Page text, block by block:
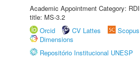
Academic Appointment Category:
title: MS-3.2
Orcid
CV Lattes Scopus
Dimensions
Repositório Institucional UNESP